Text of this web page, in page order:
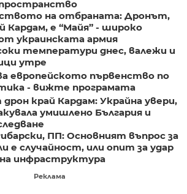
на отбраната: Дронът,
Кардам, е “Майя” - широко
украинската армия
температури днес, валежи и
утре
европейското първенство по
- вижте програмата
край Кардам: Украйна увери,
умишлено България и
ПП: Основният въпрос за
е случайност, или опит за удар
инфраструктура
Реклама